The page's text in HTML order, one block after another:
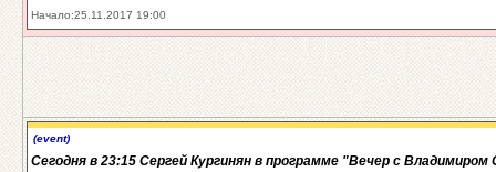
Начало:25.11.2017 19:00
(event)
Сегодня в 23:15 Сергей Кургинян в программе "Вечер с